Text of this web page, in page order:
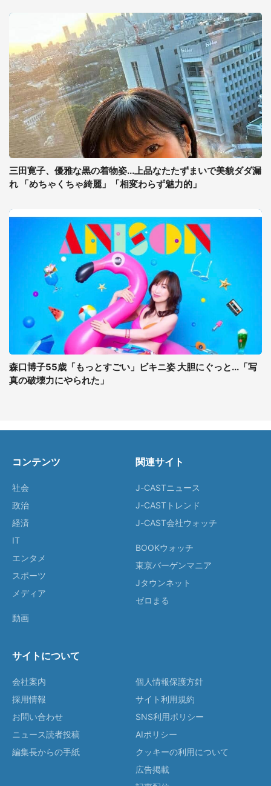
三田寛子、優雅な黒の着物姿...上品なたたずまいで美貌ダダ漏
れ 「めちゃくちゃ綺麗」「相変わらず魅力的」
森口博子55歳「もっとすごい」ビキニ姿 大胆にぐっと...「写
真の破壊力にやられた」
コンテンツ
社会
政治
経済
IT
エンタメ
スポーツ
メディア
動画
関連サイト
J-CASTニュース
J-CASTトレンド
J-CAST会社ウォッチ
BOOKウォッチ
東京バーゲンマニア
Jタウンネット
ゼロまる
サイトについて
会社案内
採用情報
お問い合わせ
ニュース読者投稿
編集長からの手紙
個人情報保護方針
サイト利用規約
SNS利用ポリシー
AIポリシー
クッキーの利用について
広告掲載